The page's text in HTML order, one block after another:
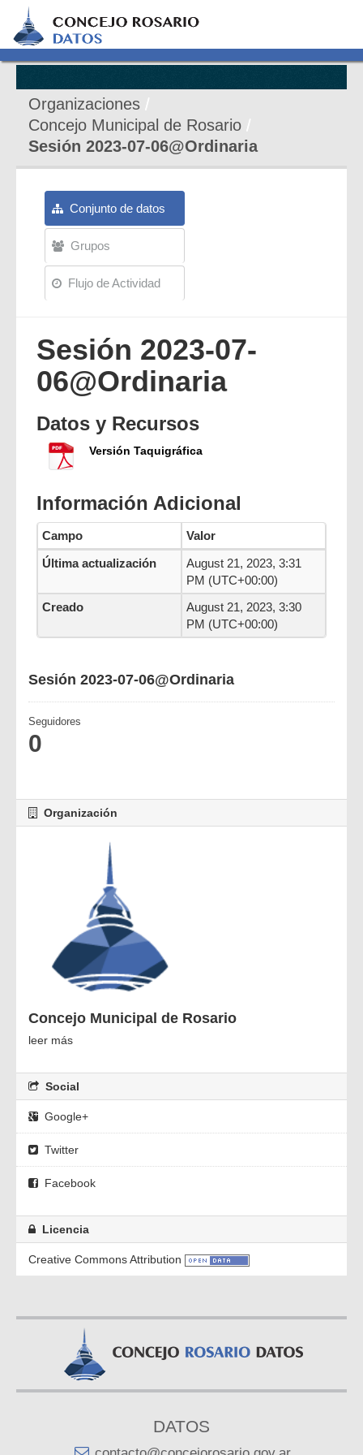
Organizaciones
Concejo Municipal de Rosario
Sesión 2023-07-06@Ordinaria
Conjunto de datos
Grupos
Flujo de Actividad
Sesión 2023-07-
06@Ordinaria
Datos y Recursos
Versión Taquigráfica
Información Adicional
Campo
Valor
Última actualización
August 21, 2023, 3:31
PM (UTC+00:00)
Creado
August 21, 2023, 3:30
PM (UTC+00:00)
Sesión 2023-07-06@Ordinaria
Seguidores
0
Organización
Concejo Municipal de Rosario
leer más
Social
Google+
Twitter
Facebook
Licencia
Creative Commons Attribution
DATOS